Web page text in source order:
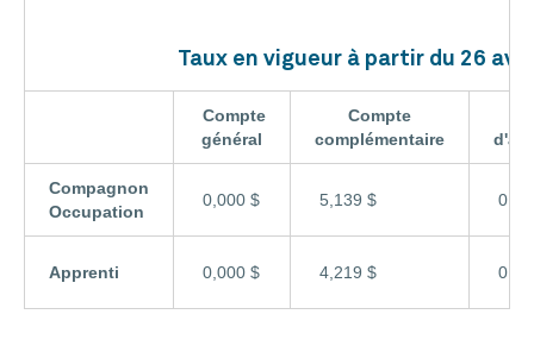
Taux en vigueur à partir du 26
Compte
général
Compte
complémentaire
Compagnon
Occupation
0,000 $ 5,139 $
Apprenti 0,000 $ 4,219 $